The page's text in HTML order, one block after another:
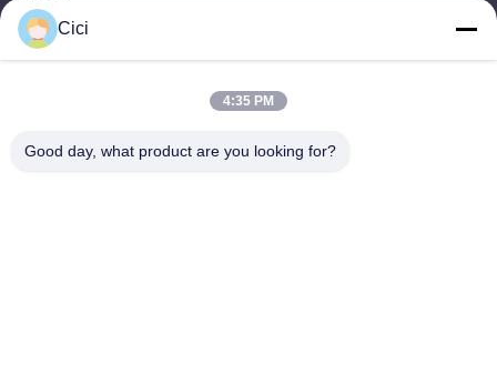
sales03@bjgprojection.com
Adresse
Cici
4:35 PM
Good day, what product are you looking for?